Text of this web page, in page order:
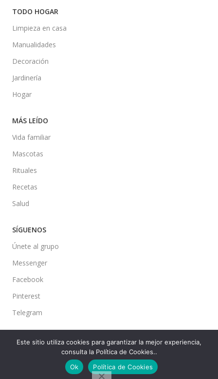
TODO HOGAR
Limpieza en casa
Manualidades
Decoración
Jardinería
Hogar
MÁS LEÍDO
Vida familiar
Mascotas
Rituales
Recetas
Salud
SÍGUENOS
Únete al grupo
Messenger
Facebook
Pinterest
Telegram
Ideas en tu Hogar 2022 Created ByCMS. Premium Blog Solutions.
Este sitio utiliza cookies para garantizar la mejor experiencia,
consulta la Política de Cookies..
Ok
Política de Cookies